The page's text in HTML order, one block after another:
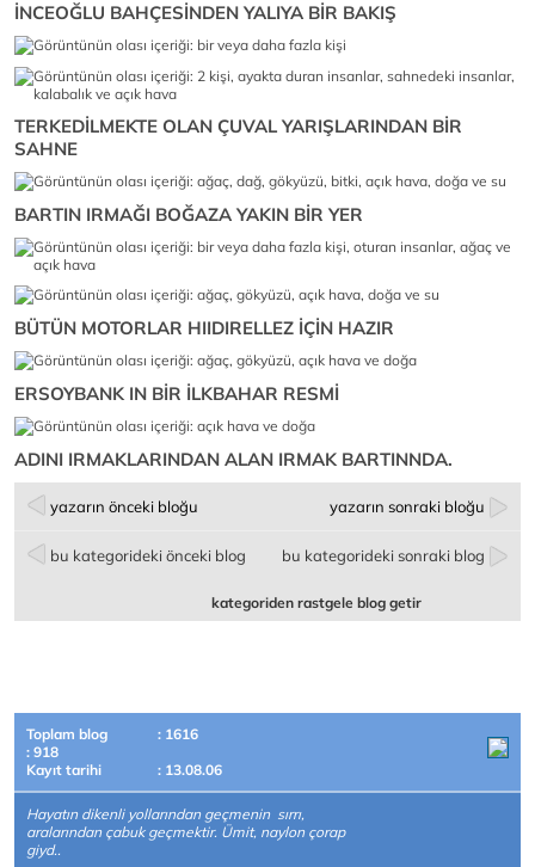
İNCEOĞLU BAHÇESİNDEN YALIYA BİR BAKIŞ
TERKEDİLMEKTE OLAN ÇUVAL YARIŞLARINDAN BİR
SAHNE
BARTIN IRMAĞI BOĞAZA YAKIN BİR YER
BÜTÜN MOTORLAR HIIDIRELLEZ İÇİN HAZIR
ERSOYBANK IN BİR İLKBAHAR RESMİ
ADINI IRMAKLARINDAN ALAN IRMAK BARTINNDA.
yazarın önceki bloğu yazarın sonraki bloğu
bu kategorideki önceki blog bu kategorideki sonraki blog
kategoriden rastgele blog getir
Toplam blog
: 1616
: 918
Kayıt tarihi
: 13.08.06
Hayatın dikenli yollarından geçmenin sırrı,
aralarından çabuk geçmektir. Ümit, naylon çorap
giyd..